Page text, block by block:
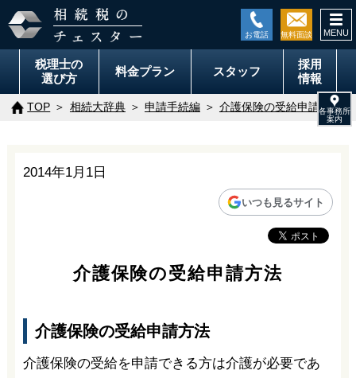
税理士の
選び方
料金プラン スタッフ
採用
情報
TOP 相続大辞典 申請手続編 介護保険の受給申請方法
2014年1月1日
いつも見るサイト
介護保険の受給申請方法
介護保険の受給申請方法
介護保険の受給を申請できる方は介護が必要であ